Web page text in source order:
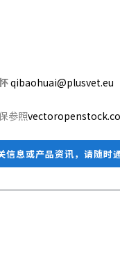
qibaohuai@plusvet.eu
参照
信息或产品资讯，请随